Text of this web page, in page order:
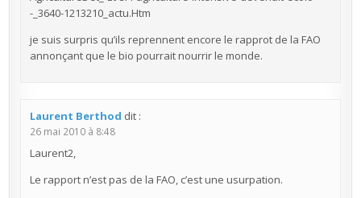
-_3640-1213210_actu.Htm
je suis surpris qu’ils reprennent encore le rapprot de la FAO
annonçant que le bio pourrait nourrir le monde.
Laurent Berthod dit :
26 mai 2010 à 8:48
Laurent2,
Le rapport n’est pas de la FAO, c’est une usurpation.